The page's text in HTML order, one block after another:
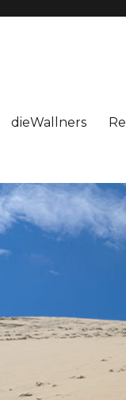
dieWallners